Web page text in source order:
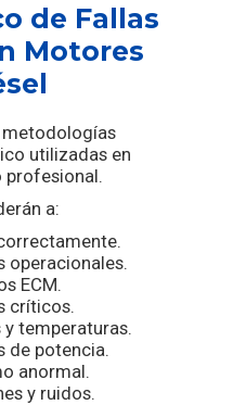
de Fallas
Motores
utilizadas en
a:
operacionales.
ECM.
críticos.
y temperaturas.
de potencia.
anormal.
y ruidos.